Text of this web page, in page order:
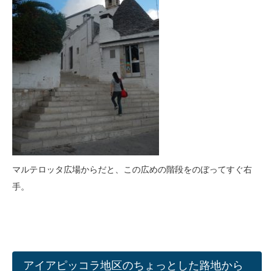
マルテロッタ広場からだと、この広めの階段をのぼってすぐ右
手。
アイアピッコラ地区のちょっとした路地から